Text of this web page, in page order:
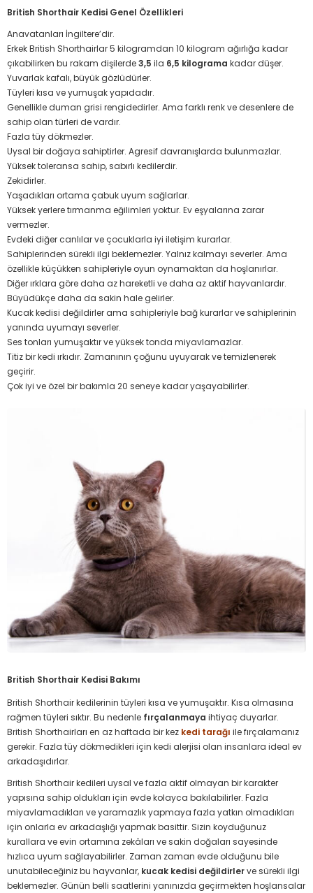
British Shorthair Kedisi Genel Özellikleri
Anavatanları İngiltere’dir.
Erkek British Shorthairlar 5 kilogramdan 10 kilogram ağırlığa kadar
çıkabilirken bu rakam dişilerde3,5 ila 6,5 kilograma kadar düşer.
Yuvarlak kafalı, büyük gözlüdürler.
Tüyleri kısa ve yumuşak yapıdadır.
Genellikle duman grisi rengidedirler. Ama farklı renk ve desenlere de
sahip olan türleri de vardır.
Fazla tüy dökmezler.
Uysal bir doğaya sahiptirler. Agresif davranışlarda bulunmazlar.
Yüksek toleransa sahip, sabırlı kedilerdir.
Zekidirler.
Yaşadıkları ortama çabuk uyum sağlarlar.
Yüksek yerlere tırmanma eğilimleri yoktur. Ev eşyalarına zarar
vermezler.
Evdeki diğer canlılar ve çocuklarla iyi iletişim kurarlar.
Sahiplerinden sürekli ilgi beklemezler. Yalnız kalmayı severler. Ama
özellikle küçükken sahipleriyle oyun oynamaktan da hoşlanırlar.
Diğer ırklara göre daha az hareketli ve daha az aktif hayvanlardır.
Büyüdükçe daha da sakin hale gelirler.
Kucak kedisi değildirler ama sahipleriyle bağ kurarlar ve sahiplerinin
yanında uyumayı severler.
Ses tonları yumuşaktır ve yüksek tonda miyavlamazlar.
Titiz bir kedi ırkıdır. Zamanının çoğunu uyuyarak ve temizlenerek
geçirir.
Çok iyi ve özel bir bakımla 20 seneye kadar yaşayabilirler.
British Shorthair Kedisi Bakımı
British Shorthair kedilerinin tüyleri kısa ve yumuşaktır. Kısa olmasına
rağmen tüyleri sıktır. Bu nedenle fırçalanmaya ihtiyaç duyarlar.
British Shorthairları en az haftada bir kez kedi tarağı ile fırçalamanız
gerekir. Fazla tüy dökmedikleri için kedi alerjisi olan insanlara ideal ev
arkadaşıdırlar.
British Shorthair kedileri uysal ve fazla aktif olmayan bir karakter
yapısına sahip oldukları için evde kolayca bakılabilirler. Fazla
miyavlamadıkları ve yaramazlık yapmaya fazla yatkın olmadıkları
için onlarla ev arkadaşlığı yapmak basittir. Sizin koyduğunuz
kurallara ve evin ortamına zekâları ve sakin doğaları sayesinde
hızlıca uyum sağlayabilirler. Zaman zaman evde olduğunu bile
unutabileceğiniz bu hayvanlar, kucak kedisi değildirlerve sürekli ilgi
beklemezler. Günün belli saatlerini yanınızda geçirmekten hoşlansalar